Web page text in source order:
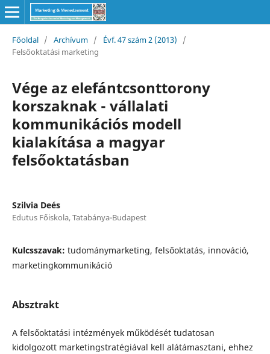
Főoldal / Archívum / Évf. 47 szám 2 (2013)
/
Felsőoktatási marketing
Vége az elefántcsonttorony
korszaknak - vállalati
kommunikációs modell
kialakítása a magyar
felsőoktatásban
Szilvia Deés
Edutus Főiskola, Tatabánya-Budapest
Kulcsszavak: tudománymarketing, felsőoktatás, innováció,
marketingkommunikáció
Absztrakt
A felsőoktatási intézmények működését tudatosan
kidolgozott marketingstratégiával kell alátámasztani, ehhez